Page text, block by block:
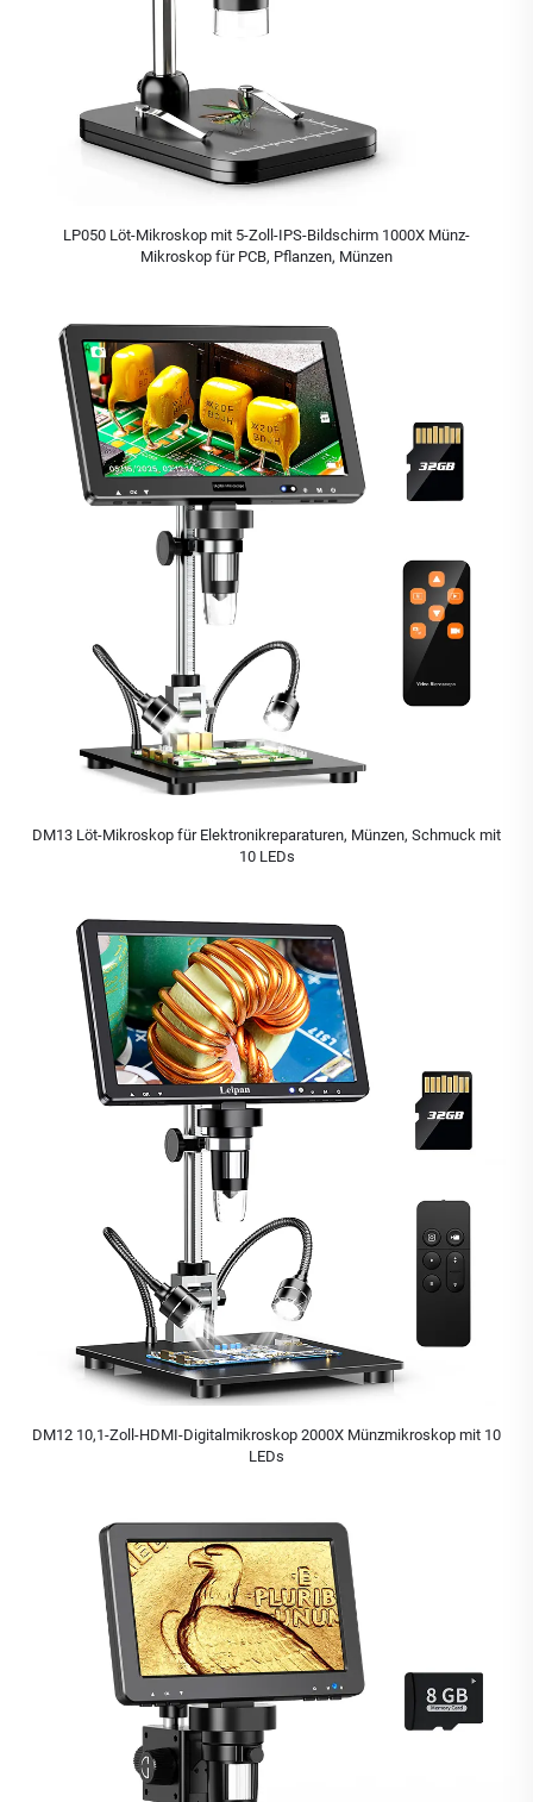
LP050 Löt-Mikroskop mit 5-Zoll-IPS-Bildschirm 1000X Münz-
Mikroskop für PCB, Pflanzen, Münzen
DM13 Löt-Mikroskop für Elektronikreparaturen, Münzen, Schmuck mit
10 LEDs
DM12 10,1-Zoll-HDMI-Digitalmikroskop 2000X Münzmikroskop mit 10
LEDs